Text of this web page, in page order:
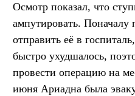
Осмотр показал, что
ампутировать. Поначалу
отправить её в
быстро ухудшалось,
провести операцию на
июня Ариадна была